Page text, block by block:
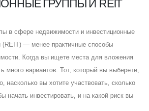
ГРУППЫ И REIT
в сфере недвижимости и инвестиционные
— менее практичные способы
Когда вы ищете места для вложения
много вариантов. Тот, который вы выберете,
насколько вы хотите участвовать, сколько
начать инвестировать, и на какой риск вы